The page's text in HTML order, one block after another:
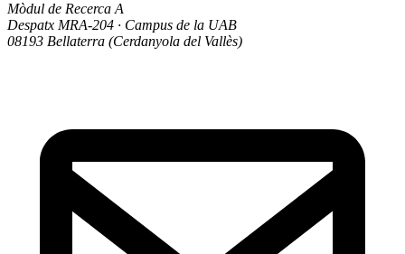
Mòdul de Recerca A
Despatx MRA-204 · Campus de la UAB
08193 Bellaterra (Cerdanyola del Vallès)